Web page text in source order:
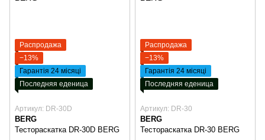
Распродажа
−13%
Гарантія 24 місяці
Последняя еденица
Артикул: DR-30D
BERG
Тестораскатка DR-30D BERG
Распродажа
−13%
Гарантія 24 місяці
Последняя еденица
Артикул: DR-30
BERG
Тестораскатка DR-30 BERG